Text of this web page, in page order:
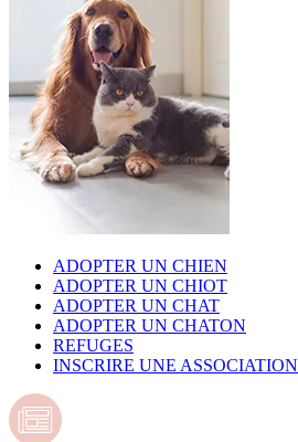
ADOPTER UN CHIEN
ADOPTER UN CHIOT
ADOPTER UN CHAT
ADOPTER UN CHATON
REFUGES
INSCRIRE UNE ASSOCIATION